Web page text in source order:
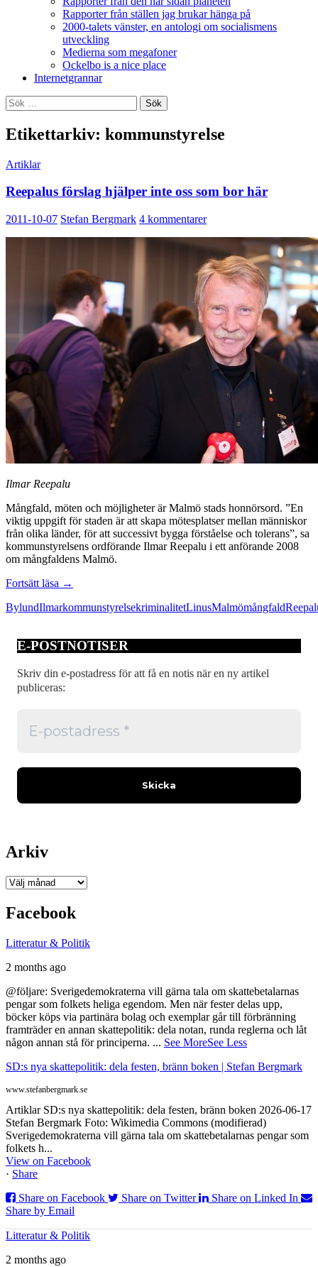
Rapporter från ställen jag brukar hänga på
2000-talets vänster, en antologi om socialismens
utveckling
Medierna som megafoner
Ockelbo is a nice place
Internetgrannar
Sök
efter:
Etikettarkiv: kommunstyrelse
Artiklar
Reepalus förslag hjälper inte oss som bor här
2011-10-07 Stefan Bergmark 4 kommentarer
Ilmar Reepalu
Mångfald, möten och möjligheter är Malmö stads honnörsord. ”En
viktig uppgift för staden är att skapa mötesplatser mellan människor
från olika länder, för att successivt bygga förståelse och tolerans”, sa
kommunstyrelsens ordförande Ilmar Reepalu i ett anförande 2008
om mångfaldens Malmö.
Fortsätt läsa Reepalus
hjälper
som
här
→
BylundIlmarkommunstyrelsekriminalitetLinusMalmömångfald
E-POSTNOTISER
Skriv din e-postadress för att få en notis när en ny artikel
publiceras:
Arkiv
Arkiv
Facebook
Litteratur & Politik
2 months ago
@följare: Sverigedemokraterna vill gärna tala om skattebetalarnas
pengar som folkets heliga egendom. Men när fester delas upp,
böcker köps via partinära bolag och exemplar går till förbränning
framträder en annan skattepolitik: dela notan, runda reglerna och låt
någon annan stå för principerna. ... See MoreSee Less
SD:s nya skattepolitik: dela festen, bränn boken | Stefan Bergmark
www.stefanbergmark.se
Artiklar SD:s nya skattepolitik: dela festen, bränn boken 2026-06-17
Stefan Bergmark Foto: Wikimedia Commons (modifierad)
Sverigedemokraterna vill gärna tala om skattebetalarnas pengar som
folkets h...
View on Facebook
· Share
Share on Facebook
Share on Twitter
Share on Linked In
Share by Email
Litteratur & Politik
2 months ago